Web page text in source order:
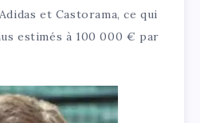
et Castorama, ce qui
estimés à 100 000 € par